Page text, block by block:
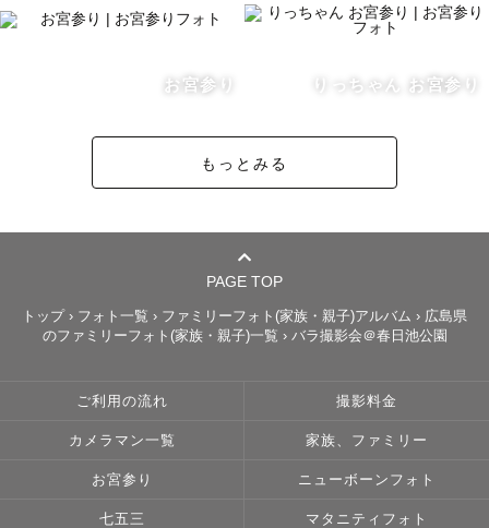
そんなふうに、何年経っても
届けたいと思っています。
見返すたびに家族のあたたかさや
はじめましての撮影が、
終われるように。
心がけています。
お宮参り りっちゃん お宮参り
もっとみる
PAGE TOP
トップ › フォト一覧 › ファミリーフォト(家族・親子)アルバム › 広島県
のファミリーフォト(家族・親子)一覧 › バラ撮影会＠春日池公園
ご利用の流れ 撮影料金
カメラマン一覧 家族、ファミリー
お宮参り ニューボーンフォト
七五三 マタニティフォト